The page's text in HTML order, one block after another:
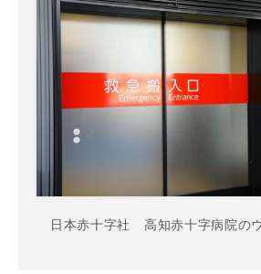
日本赤十字社 高知赤十字病院の